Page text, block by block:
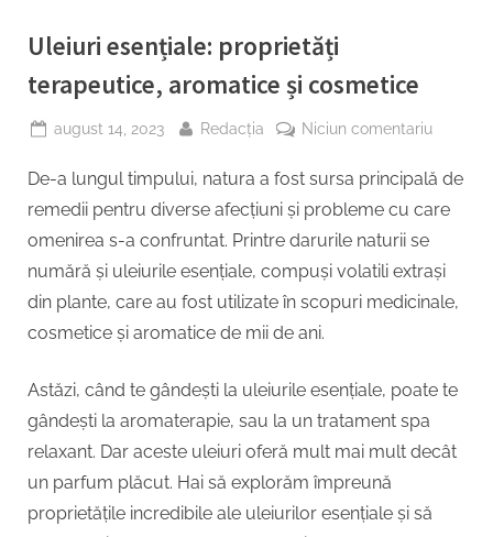
Uleiuri esențiale: proprietăți
terapeutice, aromatice și cosmetice
Posted
august 14, 2023 By
Redacția Niciun comentariula
și
De-a lungul timpului, natura a fost sursa principală de
remedii pentru diverse afecțiuni și probleme cu care
omenirea s-a confruntat. Printre darurile naturii se
numără și uleiurile esențiale, compuși volatili extrași
din plante, care au fost utilizate în scopuri medicinale,
cosmetice și aromatice de mii de ani.
Astăzi, când te gândești la uleiurile esențiale, poate te
gândești la aromaterapie, sau la un tratament spa
relaxant. Dar aceste uleiuri oferă mult mai mult decât
un parfum plăcut. Hai să explorăm împreună
proprietățile incredibile ale uleiurilor esențiale și să